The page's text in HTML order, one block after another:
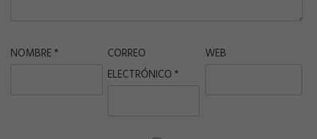
NOMBRE*
CORREO
ELECTRÓNICO *
WEB